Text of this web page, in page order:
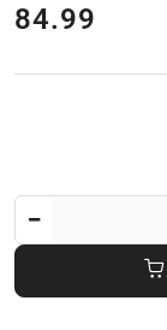
cena:
84.99